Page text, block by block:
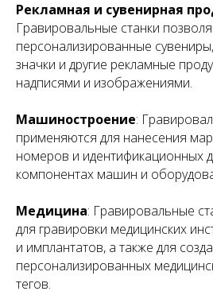
Рекламная и сувенирная
Гравировальные станки
персонализированные
значки и другие рекламные
надписями и изображениями.
Машиностроение:
применяются для нанесения
номеров и идентификационных
компонентах машин и
Медицина: Гравировальные
для гравировки медицинских
и имплантатов, а также для
персонализированных
тегов.